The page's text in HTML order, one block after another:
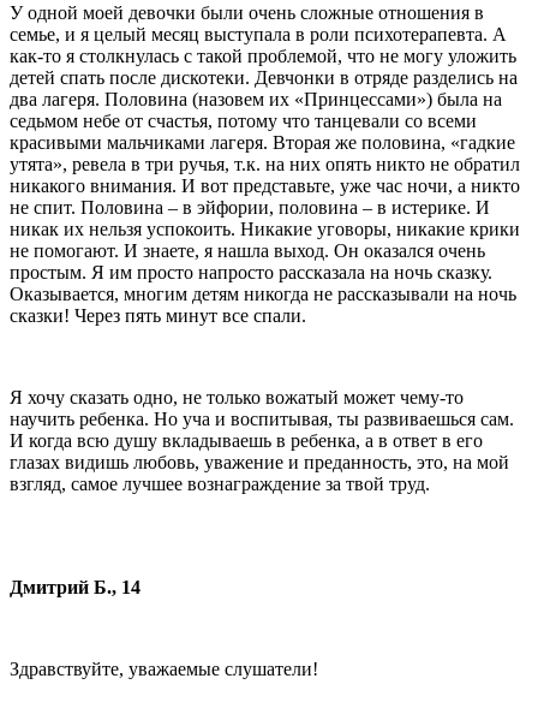
У одной моей девочки были очень сложные отношения в
семье, и я целый месяц выступала в роли психотерапевта. А
как-то я столкнулась с такой проблемой, что не могу уложить
детей спать после дискотеки. Девчонки в отряде разделись на
два лагеря. Половина (назовем их «Принцессами») была на
седьмом небе от счастья, потому что танцевали со всеми
красивыми мальчиками лагеря. Вторая же половина, «гадкие
утята», ревела в три ручья, т.к. на них опять никто не обратил
никакого внимания. И вот представьте, уже час ночи, а никто
не спит. Половина – в эйфории, половина – в истерике. И
никак их нельзя успокоить. Никакие уговоры, никакие крики
не помогают. И знаете, я нашла выход. Он оказался очень
простым. Я им просто напросто рассказала на ночь сказку.
Оказывается, многим детям никогда не рассказывали на ночь
сказки! Через пять минут все спали.
Я хочу сказать одно, не только вожатый может чему-то
научить ребенка. Но уча и воспитывая, ты развиваешься сам.
И когда всю душу вкладываешь в ребенка, а в ответ в его
глазах видишь любовь, уважение и преданность, это, на мой
взгляд, самое лучшее вознаграждение за твой труд.
Дмитрий Б., 14
Здравствуйте, уважаемые слушатели!